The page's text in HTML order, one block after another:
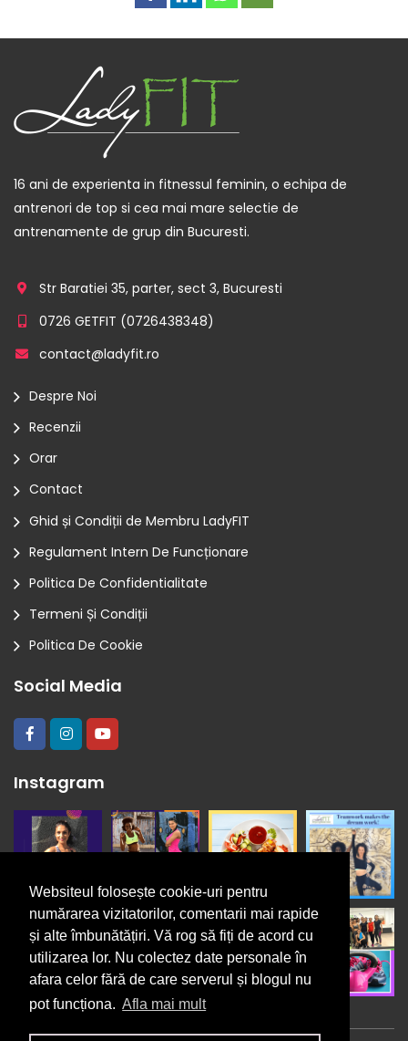
Websiteul folosește cookie-uri pentru
numărarea vizitatorilor, comentarii mai rapide
și alte îmbunătățiri. Vă rog să fiți de acord cu
utilizarea lor. Nu colectez date personale în
afara celor fără de care serverul și blogul nu
pot funcționa. Afla mai mult
16 ani de experienta in fitnessul feminin, o echipa de
antrenori de top si cea mai mare selectie de
antrenamente de grup din Bucuresti.
Str Baratiei 35, parter, sect 3, Bucuresti
0726 GETFIT (0726438348)
contact@ladyfit.ro
Despre Noi
Recenzii
Orar
Contact
Ghid și Condiții de Membru LadyFIT
Regulament Intern De Funcționare
Politica De Confidentialitate
Termeni Și Condiții
Politica De Cookie
Social Media
Instagram